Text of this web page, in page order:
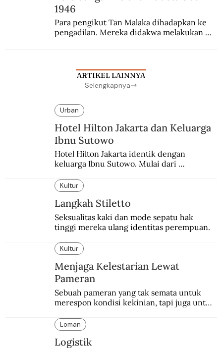
1946
Para pengikut Tan Malaka dihadapkan ke
pengadilan. Mereka didakwa melakukan
ARTIKEL LAINNYA
Selengkapnya
Urban
Hotel Hilton Jakarta dan Keluarga
Ibnu Sutowo
Hotel Hilton Jakarta identik dengan
keluarga Ibnu Sutowo. Mulai dari
pada malam tahun baru.
Kultur
Langkah Stiletto
Seksualitas kaki dan mode sepatu hak
tinggi mereka ulang identitas perempuan.
Kultur
Menjaga Kelestarian Lewat
Pameran
Sebuah pameran yang tak semata untuk
merespon kondisi kekinian, tapi juga untuk
Balai Budaya selaku tempat bersejarah
dalam dunia seni-budaya bangsa.
Loman
Logistik